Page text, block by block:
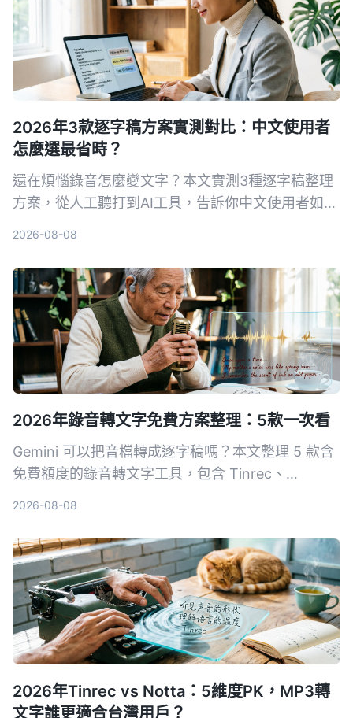
2026年3款逐字稿方案實測對比：中文使用者
怎麼選最省時？
還在煩惱錄音怎麼變文字？本文實測3種逐字稿整理
方案，從人工聽打到AI工具，告訴你中文使用者如何
2026-08-08
2026年錄音轉文字免費方案整理：5款一次看
Gemini 可以把音檔轉成逐字稿嗎？本文整理 5 款含
免費額度的錄音轉文字工具，包含 Tinrec、
的解決方案。
2026-08-08
2026年Tinrec vs Notta：5維度PK，MP3轉
文字誰更適合台灣用戶？